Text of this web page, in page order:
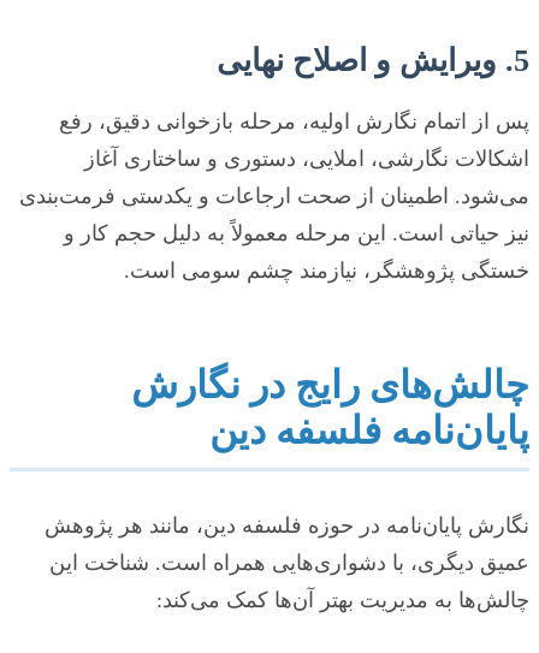
5. ویرایش و اصلاح نهایی
پس از اتمام نگارش اولیه، مرحله بازخوانی دقیق، رفع
اشکالات نگارشی، املایی، دستوری و ساختاری آغاز
می‌شود. اطمینان از صحت ارجاعات و یکدستی فرمت‌بندی
نیز حیاتی است. این مرحله معمولاً به دلیل حجم کار و
خستگی پژوهشگر، نیازمند چشم سومی است.
چالش‌های رایج در نگارش
پایان‌نامه فلسفه دین
نگارش پایان‌نامه در حوزه فلسفه دین، مانند هر پژوهش
عمیق دیگری، با دشواری‌هایی همراه است. شناخت این
چالش‌ها به مدیریت بهتر آن‌ها کمک می‌کند: